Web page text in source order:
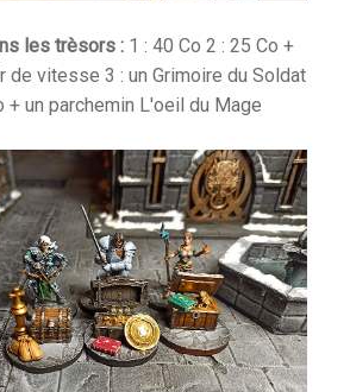
les trèsors :1 : 40 Co 2 : 25 Co +
de vitesse 3 : un Grimoire du Soldat
+ un parchemin L'oeil du Mage